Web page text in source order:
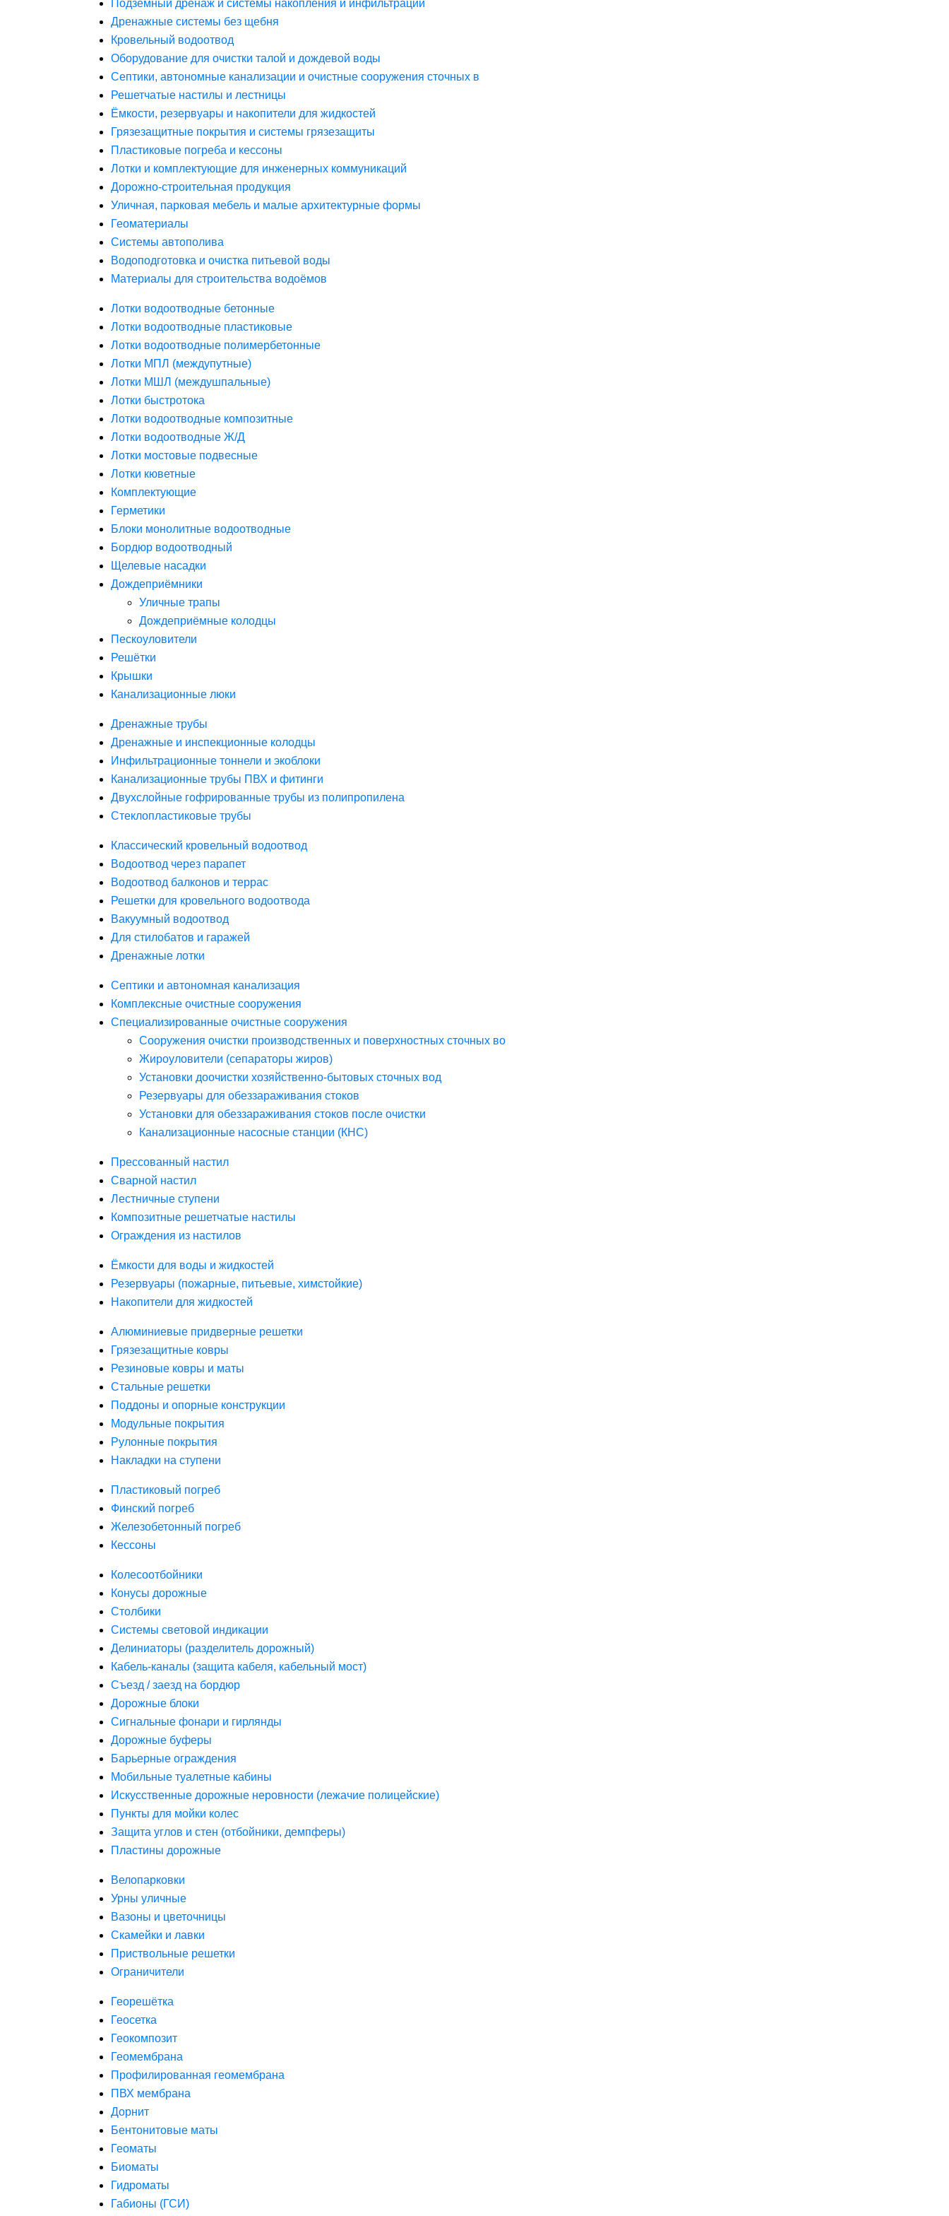
Подземный дренаж и системы накопления и инфильтрации
Дренажные системы без щебня
Кровельный водоотвод
Оборудование для очистки талой и дождевой воды
Септики, автономные канализации и очистные сооружения сточных в
Решетчатые настилы и лестницы
Ёмкости, резервуары и накопители для жидкостей
Грязезащитные покрытия и системы грязезащиты
Пластиковые погреба и кессоны
Лотки и комплектующие для инженерных коммуникаций
Дорожно-строительная продукция
Уличная, парковая мебель и малые архитектурные формы
Геоматериалы
Системы автополива
Водоподготовка и очистка питьевой воды
Материалы для строительства водоёмов
Лотки водоотводные бетонные
Лотки водоотводные пластиковые
Лотки водоотводные полимербетонные
Лотки МПЛ (междупутные)
Лотки МШЛ (междушпальные)
Лотки быстротока
Лотки водоотводные композитные
Лотки водоотводные Ж/Д
Лотки мостовые подвесные
Лотки кюветные
Комплектующие
Герметики
Блоки монолитные водоотводные
Бордюр водоотводный
Щелевые насадки
Дождеприёмники
Уличные трапы
Дождеприёмные колодцы
Пескоуловители
Решётки
Крышки
Канализационные люки
Дренажные трубы
Дренажные и инспекционные колодцы
Инфильтрационные тоннели и экоблоки
Канализационные трубы ПВХ и фитинги
Двухслойные гофрированные трубы из полипропилена
Стеклопластиковые трубы
Классический кровельный водоотвод
Водоотвод через парапет
Водоотвод балконов и террас
Решетки для кровельного водоотвода
Вакуумный водоотвод
Для стилобатов и гаражей
Дренажные лотки
Септики и автономная канализация
Комплексные очистные сооружения
Специализированные очистные сооружения
Сооружения очистки производственных и поверхностных сточных во
Жироуловители (сепараторы жиров)
Установки доочистки хозяйственно-бытовых сточных вод
Резервуары для обеззараживания стоков
Установки для обеззараживания стоков после очистки
Канализационные насосные станции (КНС)
Прессованный настил
Сварной настил
Лестничные ступени
Композитные решетчатые настилы
Ограждения из настилов
Ёмкости для воды и жидкостей
Резервуары (пожарные, питьевые, химстойкие)
Накопители для жидкостей
Алюминиевые придверные решетки
Грязезащитные ковры
Резиновые ковры и маты
Стальные решетки
Поддоны и опорные конструкции
Модульные покрытия
Рулонные покрытия
Накладки на ступени
Пластиковый погреб
Финский погреб
Железобетонный погреб
Кессоны
Колесоотбойники
Конусы дорожные
Столбики
Системы световой индикации
Делиниаторы (разделитель дорожный)
Кабель-каналы (защита кабеля, кабельный мост)
Съезд / заезд на бордюр
Дорожные блоки
Сигнальные фонари и гирлянды
Дорожные буферы
Барьерные ограждения
Мобильные туалетные кабины
Искусственные дорожные неровности (лежачие полицейские)
Пункты для мойки колес
Защита углов и стен (отбойники, демпферы)
Пластины дорожные
Велопарковки
Урны уличные
Вазоны и цветочницы
Скамейки и лавки
Приствольные решетки
Ограничители
Георешётка
Геосетка
Геокомпозит
Геомембрана
Профилированная геомембрана
ПВХ мембрана
Дорнит
Бентонитовые маты
Геоматы
Биоматы
Гидроматы
Габионы (ГСИ)